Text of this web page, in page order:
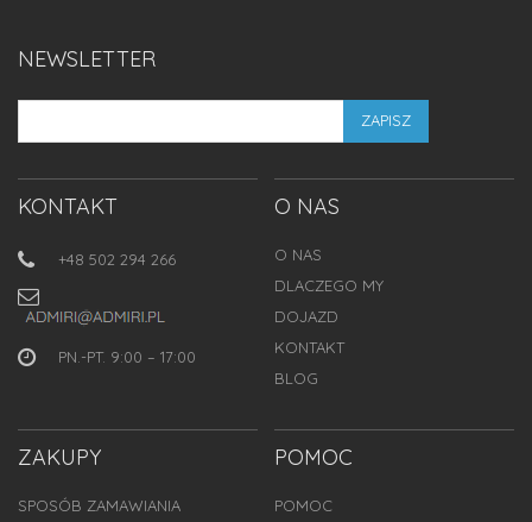
NEWSLETTER
ZAPISZ
KONTAKT
+48 502 294 266
PN.-PT. 9:00 – 17:00
O NAS
O NAS
DLACZEGO MY
DOJAZD
KONTAKT
BLOG
ZAKUPY
SPOSÓB ZAMAWIANIA
POMOC
POMOC